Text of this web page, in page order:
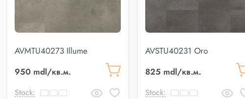
AVMTU40273 Illume
950 mdl/кв.м.
Stock:
AVSTU40231 Oro
825 mdl/кв.м.
Stock: